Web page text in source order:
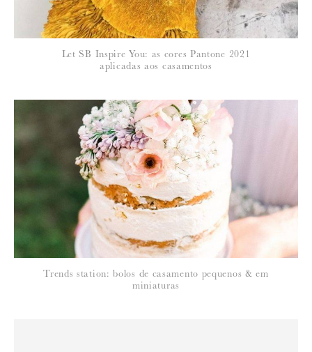
Para saber como tratamos e protegemos os seus dados, leia a nossa
política de privacidade
Let SB Inspire You: as cores Pantone 2021
aplicadas aos casamentos
Trends station: bolos de casamento pequenos & em
miniaturas